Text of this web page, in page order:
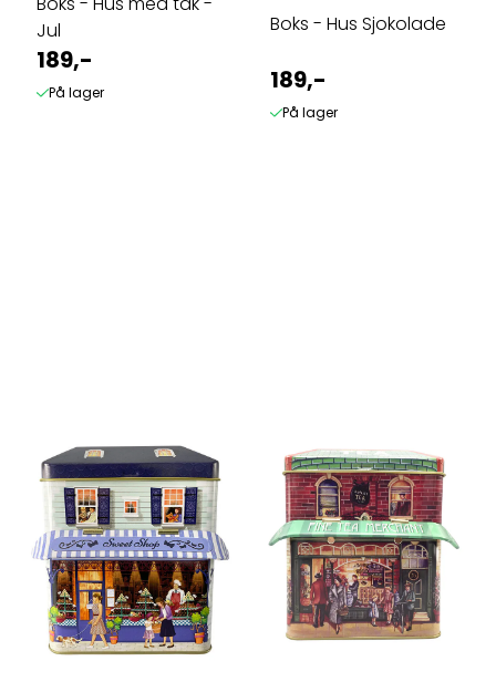
Jul
189,-
På lager
Boks - Hus Sjokolade
189,-
På lager